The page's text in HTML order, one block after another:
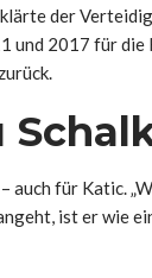
der
und 2017 für die
auch für Katic.
ist er wie